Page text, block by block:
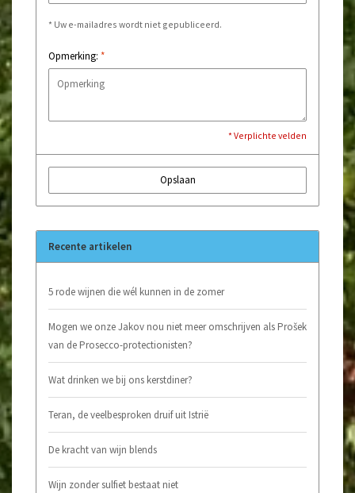
* Uw e-mailadres wordt niet gepubliceerd.
Opmerking: *
* Verplichte velden
Opslaan
Recente artikelen
5 rode wijnen die wél kunnen in de zomer
Mogen we onze Jakov nou niet meer omschrijven als Prošek
van de Prosecco-protectionisten?
Wat drinken we bij ons kerstdiner?
Teran, de veelbesproken druif uit Istrië
De kracht van wijn blends
Wijn zonder sulfiet bestaat niet